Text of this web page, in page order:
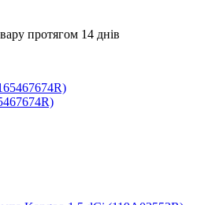
протягом 14 днів